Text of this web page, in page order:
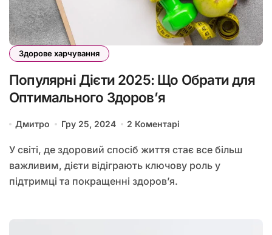
Здорове харчування
Популярні Дієти 2025: Що Обрати для
Оптимального Здоров’я
Дмитро Гру 25, 2024 2 Коментарі
У світі, де здоровий спосіб життя стає все більш
важливим, дієти відіграють ключову роль у
підтримці та покращенні здоров’я.